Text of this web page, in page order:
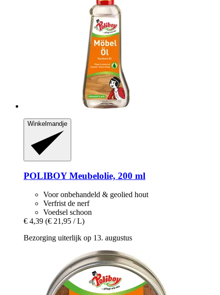
Winkelmandje
POLIBOYMeubelolie, 200 ml
Voor onbehandeld & geolied hout
Verfrist de nerf
Voedsel schoon
€ 4,39 (€ 21,95 / L)
Bezorging uiterlijk op 13. augustus